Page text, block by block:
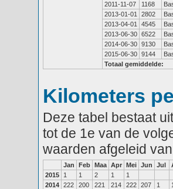
2011-11-07
1168
2013-01-01
2802
2013-04-01
4545
2013-06-30 6522
2014-06-30 9130
2015-06-30 9144
Totaal gemiddelde:
Kilometers
Deze tabel bestaat
tot de 1e van de
waarden afgeleid
Jan Feb Maa Apr Mei Jun Jul
2015
1 1 2 1
1
2014 222 200 221 214 222 207 1 1